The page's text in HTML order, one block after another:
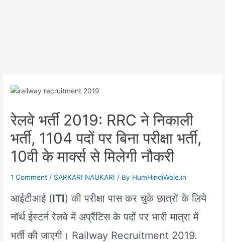
रेलवे भर्ती 2019: RRC ने निकाली
भर्ती, 1104 पदों पर बिना परीक्षा भर्ती,
10वी के मार्क्स से मिलेगी नौकरी
1 Comment / SARKARI NAUKARI / By HumHindiWale.in
आईटीआई (ITI) की परीक्षा पास कर चुके छात्रों के लिये
नॉर्थ ईस्टर्न रेलवे में अप्रैंटिस के पदों पर भारी मात्रा में
भर्ती की जाएगी। Railway Recruitment 2019.